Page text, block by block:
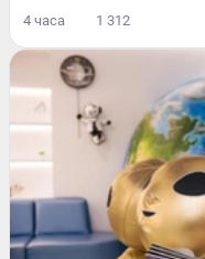
4 часа 1 312